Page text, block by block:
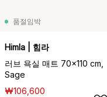
품절임박
Himla | 힘라
러브 욕실 매트 70x110 cm,
Sage
₩106,600